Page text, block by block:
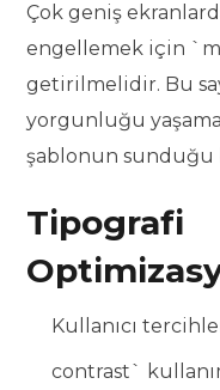
Çok geniş
engellemek için
getirilmelidir. Bu
yorgunluğu
şablonun sunduğu
Tipografi
Kullanıcı
contrast`